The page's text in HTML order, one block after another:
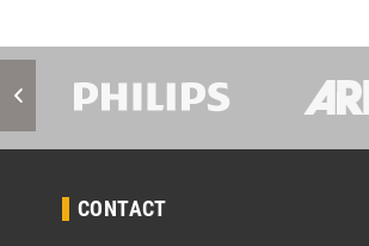
CONTACT